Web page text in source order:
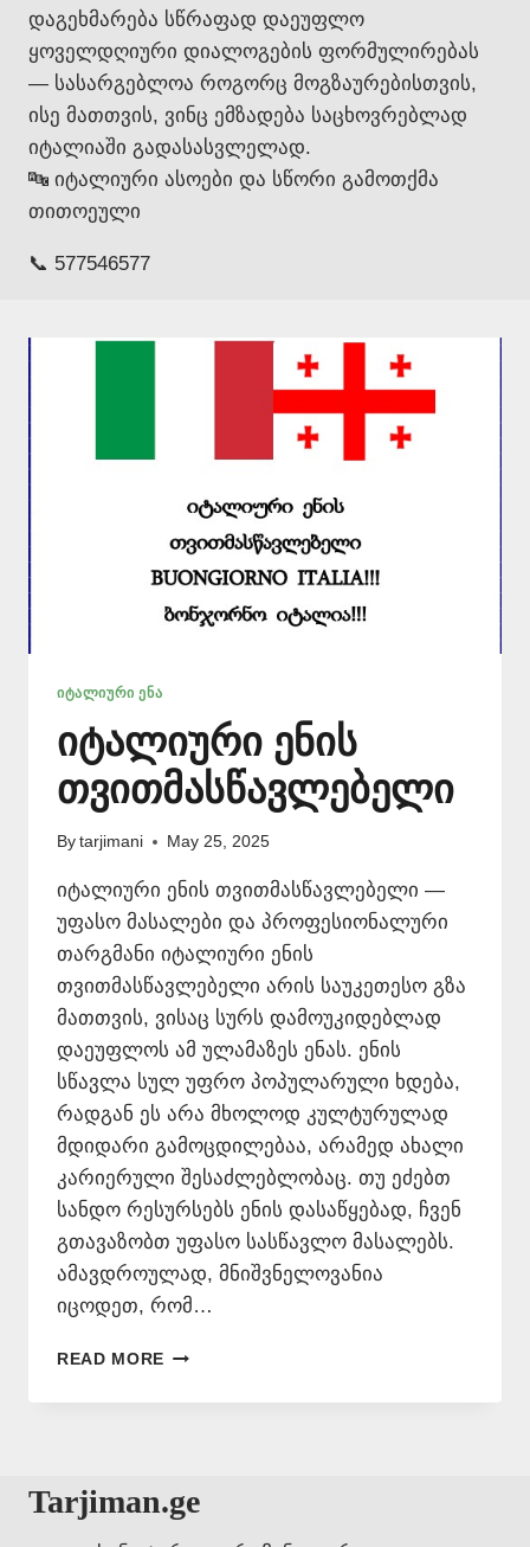
დაგეხმარება სწრაფად დაეუფლო
ყოველდღიური დიალოგების ფორმულირებას
— სასარგებლოა როგორც მოგზაურებისთვის,
ისე მათთვის, ვინც ემზადება საცხოვრებლად
იტალიაში გადასასვლელად.
🔤 იტალიური ასოები და სწორი გამოთქმა
თითოეული
📞 577546577
ᲘᲢᲐᲚᲘᲣᲠᲘ ᲔᲜᲐ
იტალიური ენის
თვითმასწავლებელი
By tarjimani May 25, 2025
იტალიური ენის თვითმასწავლებელი —
უფასო მასალები და პროფესიონალური
თარგმანი იტალიური ენის
თვითმასწავლებელი არის საუკეთესო გზა
მათთვის, ვისაც სურს დამოუკიდებლად
დაეუფლოს ამ ულამაზეს ენას. ენის
სწავლა სულ უფრო პოპულარული ხდება,
რადგან ეს არა მხოლოდ კულტურულად
მდიდარი გამოცდილებაა, არამედ ახალი
კარიერული შესაძლებლობაც. თუ ეძებთ
სანდო რესურსებს ენის დასაწყებად, ჩვენ
გთავაზობთ უფასო სასწავლო მასალებს.
ამავდროულად, მნიშვნელოვანია
იცოდეთ, რომ…
READ MORE ᲘᲢᲐᲚᲘᲣᲠᲘ
ᲗᲕᲘᲗᲛᲐᲡᲬᲐᲕᲚᲔᲑᲔᲚᲘ
Tarjiman.ge